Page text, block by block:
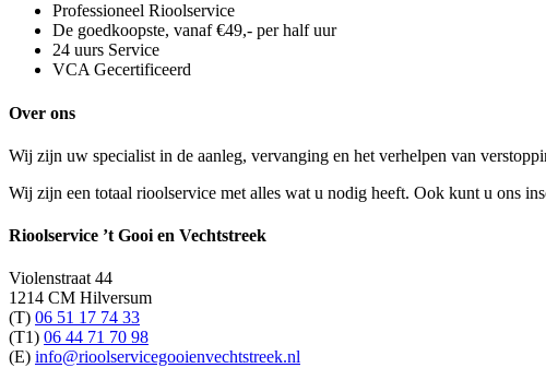
Professioneel Rioolservice
De goedkoopste, vanaf €49,- per half uur
24 uurs Service
VCA Gecertificeerd
Over ons
Wij zijn uw specialist in de aanleg, vervanging en het verhelpen van
Wij zijn een totaal rioolservice met alles wat u nodig heeft. Ook kunt u ons
Rioolservice ’t Gooi en Vechtstreek
Violenstraat 44
1214 CM Hilversum
(T) 06 51 17 74 33
(T1) 06 44 71 70 98
(E) info@rioolservicegooienvechtstreek.nl